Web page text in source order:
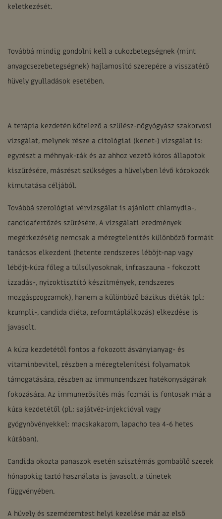
keletkezését.
Továbbá mindig gondolni kell a cukorbetegségnek (mint
anyagcserebetegségnek) hajlamosító szerepére a visszatérő
hüvely gyulladások esetében.
A terápia kezdetén kötelező a szülész-nőgyógyász szakorvosi
vizsgálat, melynek része a citológiai (kenet-) vizsgálat is:
egyrészt a méhnyak-rák és az ahhoz vezető kóros állapotok
kiszűrésére, másrészt szükséges a hüvelyben lévő kórokozók
kimutatása céljából.
Továbbá szerológiai vérvizsgálat is ajánlott chlamydia-,
candidafertőzés szűrésére. A vizsgálati eredmények
megérkezéséig nemcsak a méregtelenítés különböző formáit
tanácsos elkezdeni (hetente rendszeres léböjt-nap vagy
léböjt-kúra főleg a túlsúlyosoknak, infraszauna - fokozott
izzadás-, nyiroktisztító készítmények, rendszeres
mozgásprogramok), hanem a különböző bázikus diéták (pl.:
krumpli-, candida diéta, reformtáplálkozás) elkezdése is
javasolt.
A kúra kezdetétől fontos a fokozott ásványianyag- és
vitaminbevitel, részben a méregtelenítési folyamatok
támogatására, részben az immunrendszer hatékonyságának
fokozására. Az immunerősítés más formái is fontosak már a
kúra kezdetétől (pl.: sajátvér-injekcióval vagy
gyógynövényekkel: macskakarom, lapacho tea 4-6 hetes
kúrában).
Candida okozta panaszok esetén szisztémás gombaölő szerek
hónapokig tartó használata is javasolt, a tünetek
függvényében.
A hüvely és szeméremtest helyi kezelése már az első